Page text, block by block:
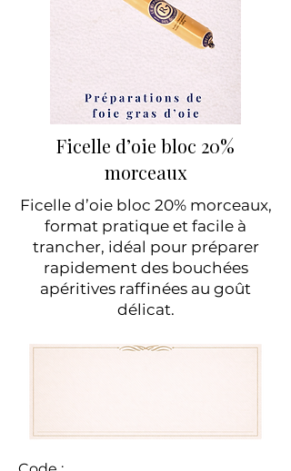
Ficelle d’oie bloc 20%
morceaux
Ficelle d’oie bloc 20% morceaux,
format pratique et facile à
trancher, idéal pour préparer
rapidement des bouchées
apéritives raffinées au goût
délicat.